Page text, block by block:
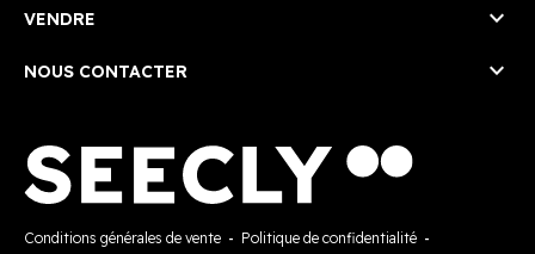
VENDRE 
NOUS CONTACTER 
Conditions générales de vente - Politique de confidentialité -